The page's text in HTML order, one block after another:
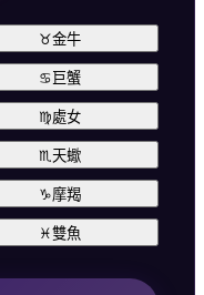
♉金牛
♋ 巨蟹
♍處女
♏ 天蠍
♑摩羯
♓雙魚